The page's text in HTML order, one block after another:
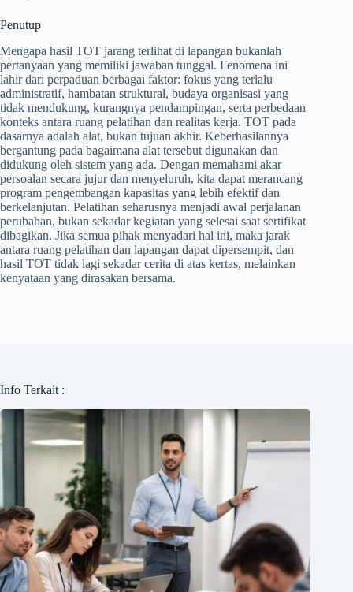
Penutup
Mengapa hasil TOT jarang terlihat di lapangan bukanlah
pertanyaan yang memiliki jawaban tunggal. Fenomena ini
lahir dari perpaduan berbagai faktor: fokus yang terlalu
administratif, hambatan struktural, budaya organisasi yang
tidak mendukung, kurangnya pendampingan, serta perbedaan
konteks antara ruang pelatihan dan realitas kerja. TOT pada
dasarnya adalah alat, bukan tujuan akhir. Keberhasilannya
bergantung pada bagaimana alat tersebut digunakan dan
didukung oleh sistem yang ada. Dengan memahami akar
persoalan secara jujur dan menyeluruh, kita dapat merancang
program pengembangan kapasitas yang lebih efektif dan
berkelanjutan. Pelatihan seharusnya menjadi awal perjalanan
perubahan, bukan sekadar kegiatan yang selesai saat sertifikat
dibagikan. Jika semua pihak menyadari hal ini, maka jarak
antara ruang pelatihan dan lapangan dapat dipersempit, dan
hasil TOT tidak lagi sekadar cerita di atas kertas, melainkan
kenyataan yang dirasakan bersama.
Info Terkait :